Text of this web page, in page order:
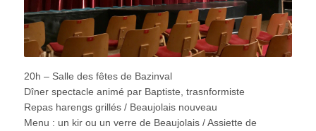
20h – Salle des fêtes de Bazinval
Dîner spectacle animé par Baptiste, trasnformiste
Repas harengs grillés / Beaujolais nouveau
Menu : un kir ou un verre de Beaujolais / Assiette de